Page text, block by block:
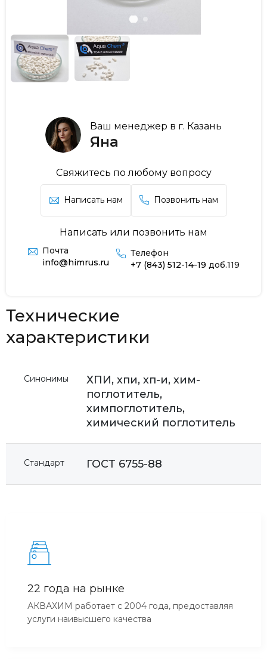
Ваш менеджер в г. Казань
Яна
Свяжитесь по любому вопросу
Написать нам Позвонить нам
Написать или позвонить нам
Почта
info@himrus.ru
Телефон
+7 (843) 512-14-19 доб.119
Технические
характеристики
Синонимы
ХПИ, хпи, хп-и, хим-
поглотитель,
химпоглотитель,
химический поглотитель
Стандарт ГОСТ 6755-88
22 года на рынке
АКВАХИМ работает с 2004 года, предоставляя
услуги наивысшего качества